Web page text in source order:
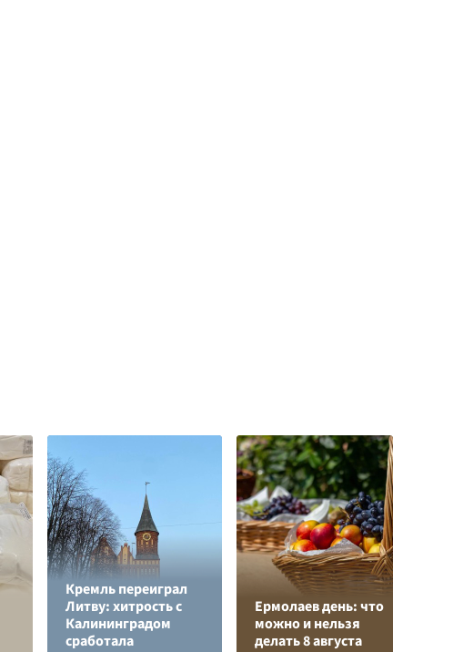
Кремль переиграл
Литву: хитрость с
Калининградом
сработала
Ермолаев день: что
можно и нельзя
делать 8 августа